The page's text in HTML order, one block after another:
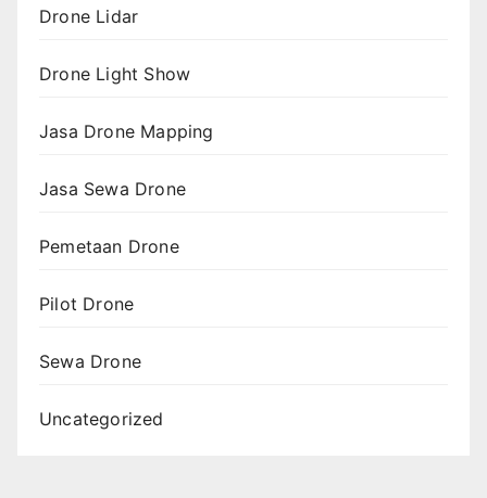
Drone Lidar
Drone Light Show
Jasa Drone Mapping
Jasa Sewa Drone
Pemetaan Drone
Pilot Drone
Sewa Drone
Uncategorized